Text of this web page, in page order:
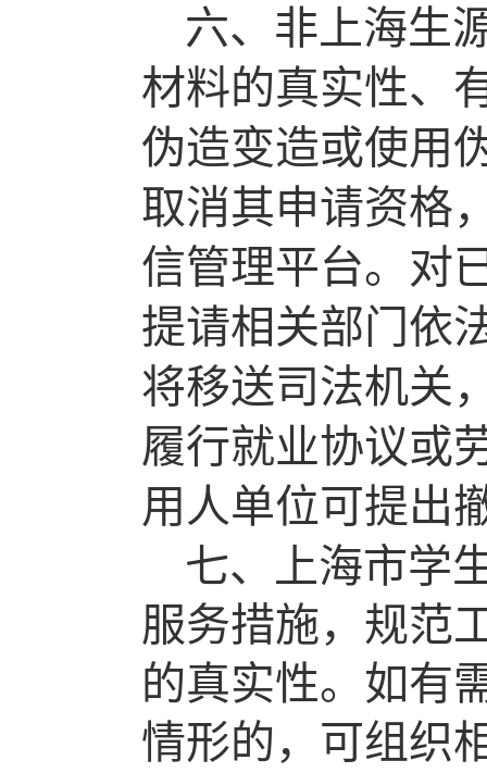
六、非上海生
材料的真实性、
伪造变造或使用
取消其申请资格
信管理平台。对
提请相关部门依
将移送司法机关
履行就业协议或
用人单位可提出
七、上海市学
服务措施，规范
的真实性。如有
情形的，可组织